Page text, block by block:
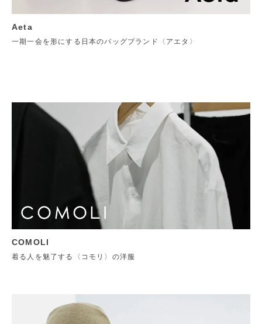
Aeta
一期一会を形にする日本のバッグブランド〈アエタ〉
COMOLI
着る人を魅了する〈コモリ〉の洋服